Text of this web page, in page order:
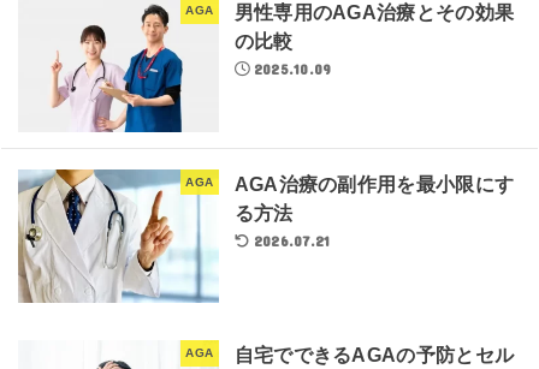
AGA
男性専用のAGA治療とその効果
の比較
2025.10.09
AGA
AGA治療の副作用を最小限にす
る方法
2026.07.21
AGA
自宅でできるAGAの予防とセル